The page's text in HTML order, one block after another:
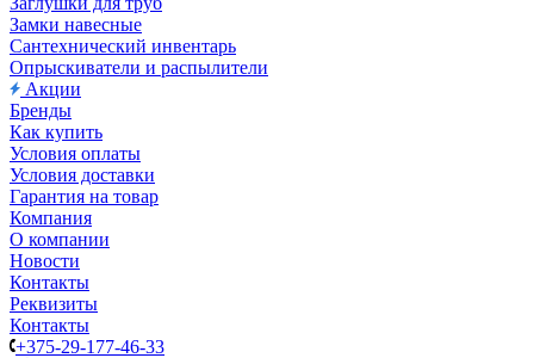
Замки навесные
Сантехнический инвентарь
Опрыскиватели и распылители
Акции
Бренды
Как купить
Условия оплаты
Условия доставки
Гарантия на товар
Компания
О компании
Новости
Контакты
Реквизиты
Контакты
+375-29-177-46-33